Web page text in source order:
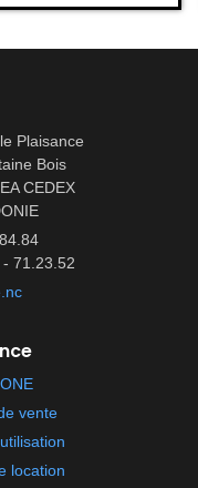
Plaisance
Bois
CEDEX
71.23.52
vente
location